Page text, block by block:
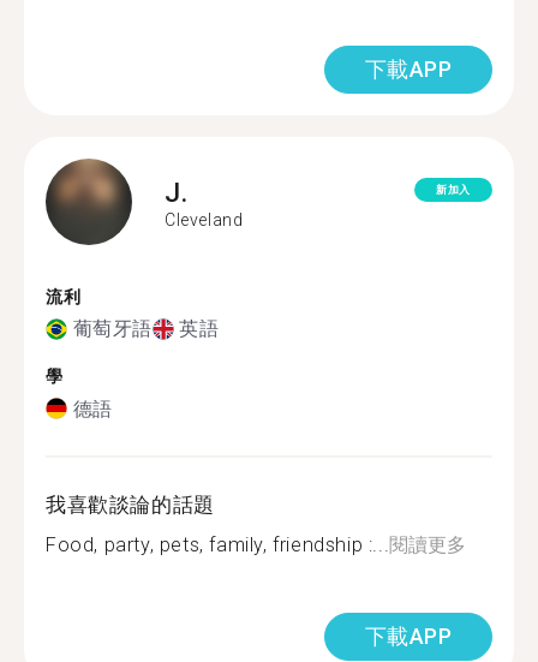
下載APP
J.
Cleveland
新加入
流利
葡萄牙語 英語
學
德語
我喜歡談論的話題
Food, party, pets, family, friendship :... 閱讀更多
下載APP